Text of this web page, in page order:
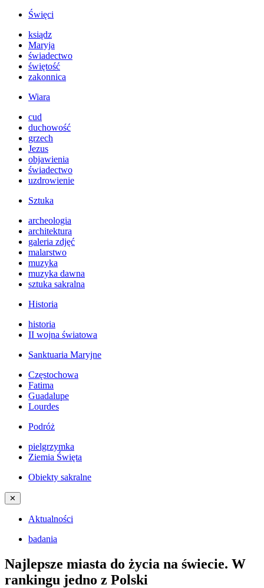
Święci
ksiądz
Maryja
świadectwo
świętość
zakonnica
Wiara
cud
duchowość
grzech
Jezus
objawienia
świadectwo
uzdrowienie
Sztuka
archeologia
architektura
galeria zdjęć
malarstwo
muzyka
muzyka dawna
sztuka sakralna
Historia
historia
II wojna światowa
Sanktuaria Maryjne
Częstochowa
Fatima
Guadalupe
Lourdes
Podróż
pielgrzymka
Ziemia Święta
Obiekty sakralne
✕
Aktualności
badania
Najlepsze miasta do życia na świecie. W
rankingu jedno z Polski